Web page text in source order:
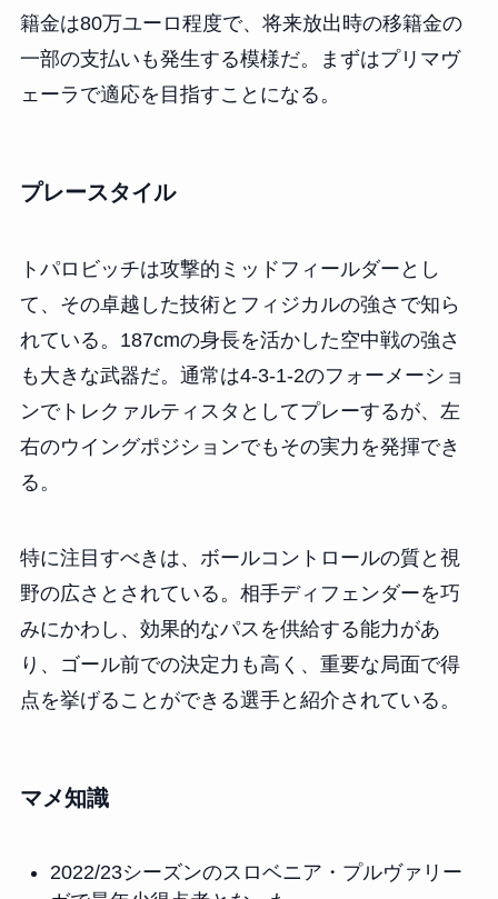
籍金は80万ユーロ程度で、将来放出時の移籍金の
一部の支払いも発生する模様だ。まずはプリマヴ
ェーラで適応を目指すことになる。
プレースタイル
トパロビッチは攻撃的ミッドフィールダーとし
て、その卓越した技術とフィジカルの強さで知ら
れている。187cmの身長を活かした空中戦の強さ
も大きな武器だ。通常は4-3-1-2のフォーメーショ
ンでトレクァルティスタとしてプレーするが、左
右のウイングポジションでもその実力を発揮でき
る。
特に注目すべきは、ボールコントロールの質と視
野の広さとされている。相手ディフェンダーを巧
みにかわし、効果的なパスを供給する能力があ
り、ゴール前での決定力も高く、重要な局面で得
点を挙げることができる選手と紹介されている。
マメ知識
2022/23シーズンのスロベニア・プルヴァリー